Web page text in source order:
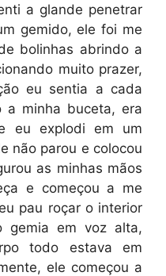
a glande penetrar
gemido, ele foi me
bolinhas abrindo a
muito prazer,
eu sentia a cada
a minha buceta, era
eu explodi em um
não parou e colocou
as minhas mãos
e começou a me
pau roçar o interior
gemia em voz alta,
todo estava em
ele começou a